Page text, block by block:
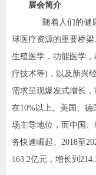
展会简介
随着人们的健康
球医疗资源的重要桥
生殖医学，功能医学
疗技术等)，以及新兴
需求呈现爆发式增长
在10%以上。美国、
场主导地位，而中国
务快速崛起。2018至
163.2亿元，增长到